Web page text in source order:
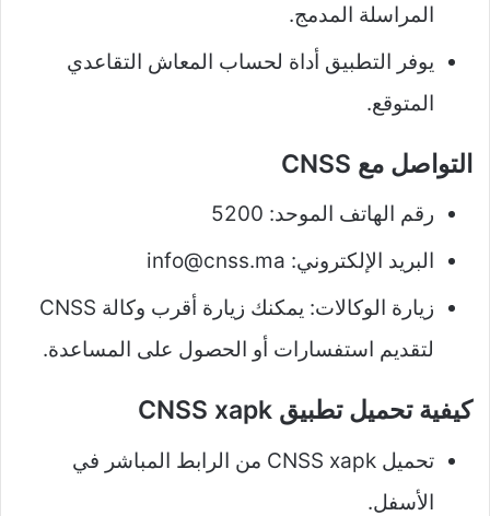
المراسلة المدمج.
يوفر التطبيق أداة لحساب المعاش التقاعدي
المتوقع.
التواصل مع CNSS
رقم الهاتف الموحد: 5200
البريد الإلكتروني: info@cnss.ma
زيارة الوكالات: يمكنك زيارة أقرب وكالة CNSS
لتقديم استفسارات أو الحصول على المساعدة.
كيفية تحميل تطبيق CNSS xapk
تحميل CNSS xapk من الرابط المباشر في
الأسفل.